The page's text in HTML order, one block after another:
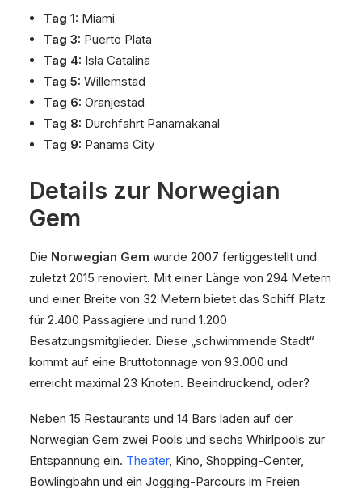
Tag 1: Miami
Tag 3: Puerto Plata
Tag 4: Isla Catalina
Tag 5: Willemstad
Tag 6: Oranjestad
Tag 8: Durchfahrt Panamakanal
Tag 9: Panama City
Details zur Norwegian
Gem
Die Norwegian Gem wurde 2007 fertiggestellt und
zuletzt 2015 renoviert. Mit einer Länge von 294 Metern
und einer Breite von 32 Metern bietet das Schiff Platz
für 2.400 Passagiere und rund 1.200
Besatzungsmitglieder. Diese „schwimmende Stadt“
kommt auf eine Bruttotonnage von 93.000 und
erreicht maximal 23 Knoten. Beeindruckend, oder?
Neben 15 Restaurants und 14 Bars laden auf der
Norwegian Gem zwei Pools und sechs Whirlpools zur
Entspannung ein. Theater, Kino, Shopping-Center,
Bowlingbahn und ein Jogging-Parcours im Freien